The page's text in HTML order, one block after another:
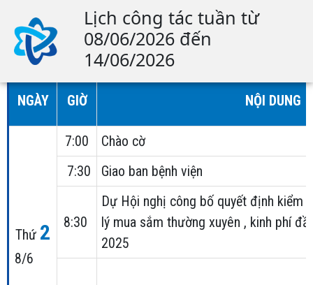
Lịch công tác tuần từ
08/06/2026 đến
14/06/2026
NGÀY GIỜ NỘI DUNG
Thứ 2
8/6
7:00
Chào cờ
7:30
Giao ban bệnh viện
8:30
Dự Hội nghị công bố quyết định kiểm
lý mua sắm thường xuyên , kinh phí
2025